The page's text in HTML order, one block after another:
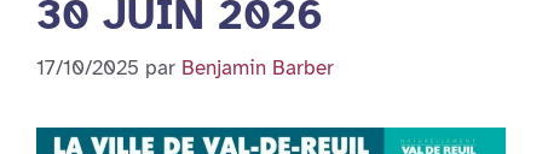
30 JUIN 2026
17/10/2025 par Benjamin Barber